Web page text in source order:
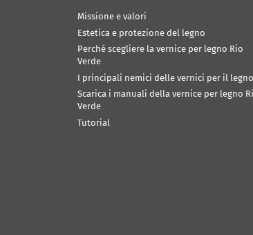
Missione e valori
Estetica e protezione del legno
Perché scegliere la vernice per legno Rio
Verde
I principali nemici delle vernici per il legno
Scarica i manuali della vernice per legno
Verde
Tutorial